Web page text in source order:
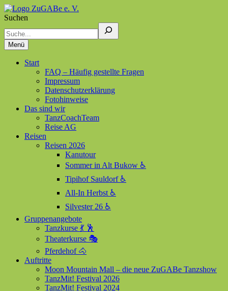
Suchen
Menü
Start
FAQ – Häufig gestellte Fragen
Impressum
Datenschutzerklärung
Fotohinweise
Das sind wir
TanzCoachTeam
Reise AG
Reisen
Reisen 2026
Kanutour
Sommer in Alt Bukow ♿
Tipihof Sauldorf ♿
All-In Herbst ♿
Silvester 26 ♿
Gruppenangebote
Tanzkurse 💃 🕺
Theaterkurse 🎭
Pferdehof 🐴
Auftritte
Moon Mountain Mall – die neue ZuGABe Tanzshow
TanzMit! Festival 2026
TanzMit! Festival 2024